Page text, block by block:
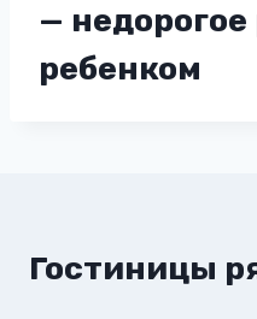
—
ребенком
Гостиницы